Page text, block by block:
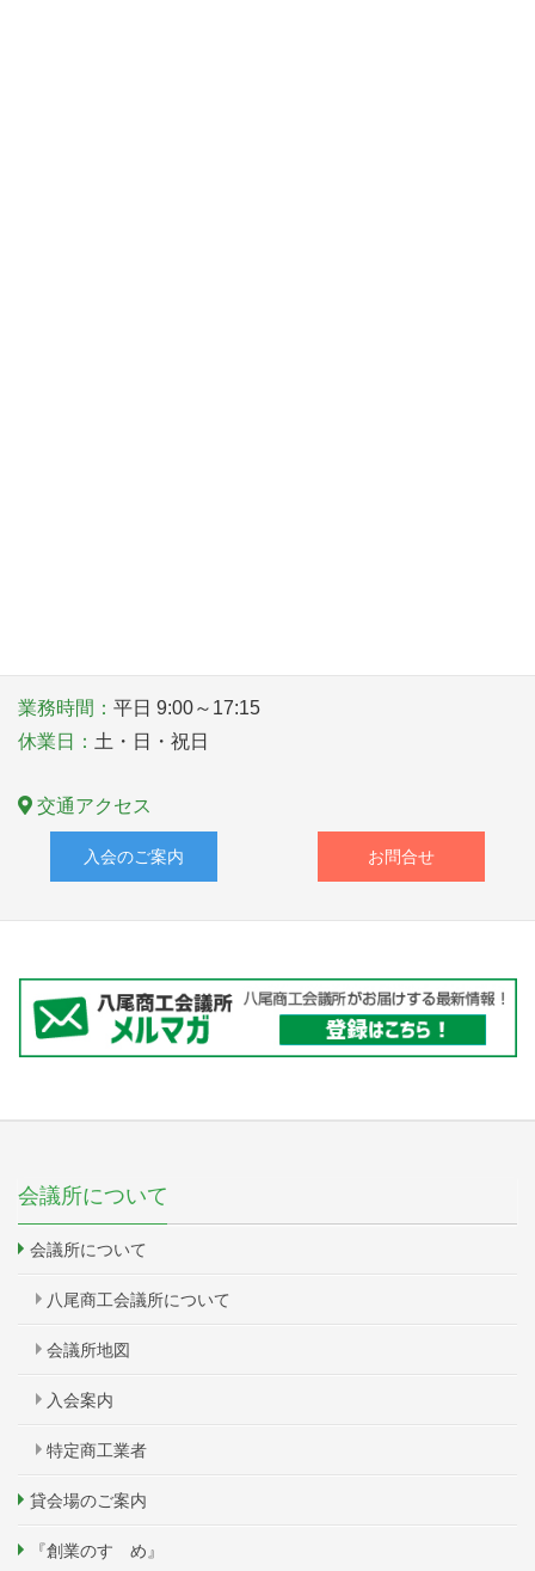
業務時間： 平日 9:00～17:15
休業日： 土・日・祝日
交通アクセス
入会のご案内 お問合せ
会議所について
会議所について
八尾商工会議所について
会議所地図
入会案内
特定商工業者
貸会場のご案内
『創業のすゝめ』